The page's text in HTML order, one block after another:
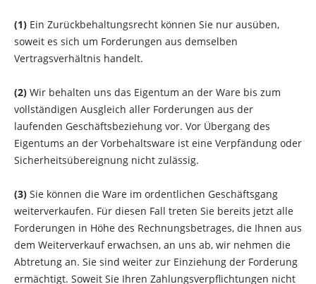
(1) Ein Zurückbehaltungsrecht können Sie nur ausüben,
soweit es sich um Forderungen aus demselben
Vertragsverhältnis handelt.
(2) Wir behalten uns das Eigentum an der Ware bis zum
vollständigen Ausgleich aller Forderungen aus der
laufenden Geschäftsbeziehung vor. Vor Übergang des
Eigentums an der Vorbehaltsware ist eine Verpfändung oder
Sicherheitsübereignung nicht zulässig.
(3) Sie können die Ware im ordentlichen Geschäftsgang
weiterverkaufen. Für diesen Fall treten Sie bereits jetzt alle
Forderungen in Höhe des Rechnungsbetrages, die Ihnen aus
dem Weiterverkauf erwachsen, an uns ab, wir nehmen die
Abtretung an. Sie sind weiter zur Einziehung der Forderung
ermächtigt. Soweit Sie Ihren Zahlungsverpflichtungen nicht